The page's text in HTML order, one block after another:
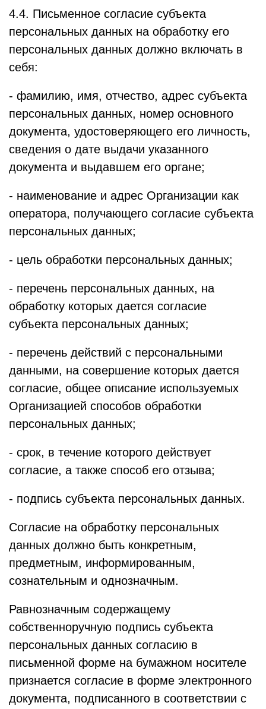
4.4. Письменное согласие субъекта
персональных данных на обработку его
персональных данных должно включать в
себя:
- фамилию, имя, отчество, адрес субъекта
персональных данных, номер основного
документа, удостоверяющего его личность,
сведения о дате выдачи указанного
документа и выдавшем его органе;
- наименование и адрес Организации как
оператора, получающего согласие субъекта
персональных данных;
- цель обработки персональных данных;
- перечень персональных данных, на
обработку которых дается согласие
субъекта персональных данных;
- перечень действий с персональными
данными, на совершение которых дается
согласие, общее описание используемых
Организацией способов обработки
персональных данных;
- срок, в течение которого действует
согласие, а также способ его отзыва;
- подпись субъекта персональных данных.
Согласие на обработку персональных
данных должно быть конкретным,
предметным, информированным,
сознательным и однозначным.
Равнозначным содержащему
собственноручную подпись субъекта
персональных данных согласию в
письменной форме на бумажном носителе
признается согласие в форме электронного
документа, подписанного в соответствии с